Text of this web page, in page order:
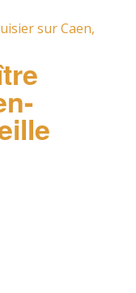
sur Caen,